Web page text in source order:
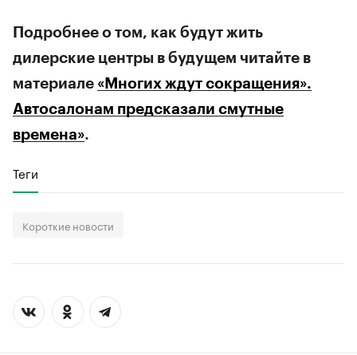
Подробнее о том, как будут жить
дилерские центры в будущем читайте в
материале «Многих ждут сокращения».
Автосалонам предсказали смутные
времена».
Теги
Короткие новости